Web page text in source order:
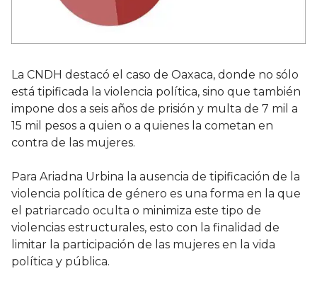
La CNDH destacó el caso de Oaxaca, donde no sólo
está tipificada la violencia política, sino que también
impone dos a seis años de prisión y multa de 7 mil a
15 mil pesos a quien o a quienes la cometan en
contra de las mujeres.
Para Ariadna Urbina la ausencia de tipificación de la
violencia política de género es una forma en la que
el patriarcado oculta o minimiza este tipo de
violencias estructurales, esto con la finalidad de
limitar la participación de las mujeres en la vida
política y pública.